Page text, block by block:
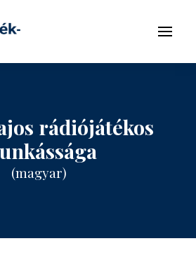
Menü
rádiójátékos
(magyar)